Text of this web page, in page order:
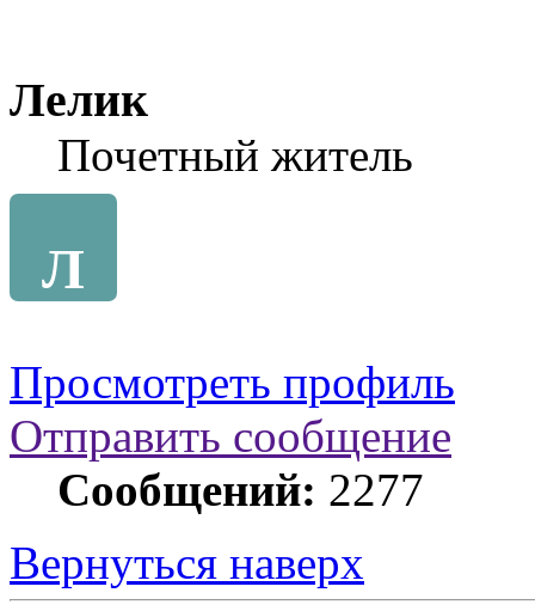
Лелик
Почетный житель
Л
Просмотреть профиль
Отправить сообщение
Сообщений: 2277
Вернуться наверх